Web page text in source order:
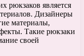
рюкзаков является
Дизайнеры
материалы,
Такие рюкзаки
своей